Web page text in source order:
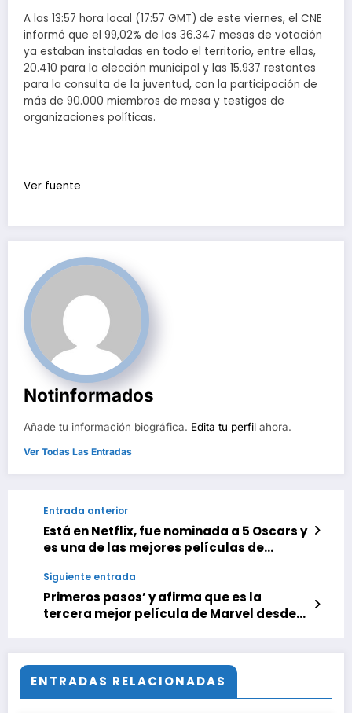
A las 13:57 hora local (17:57 GMT) de este viernes, el CNE
informó que el 99,02% de las 36.347 mesas de votación
ya estaban instaladas en todo el territorio, entre ellas,
20.410 para la elección municipal y las 15.937 restantes
para la consulta de la juventud, con la participación de
más de 90.000 miembros de mesa y testigos de
organizaciones políticas.
Ver fuente
Notinformados
Añade tu información biográfica. Edita tu perfil ahora.
Ver Todas Las Entradas
Entrada anterior
Está en Netflix, fue nominada a 5 Oscars y
es una de las mejores películas de
Siguiente entrada
Primeros pasos’ y afirma que es la
tercera mejor película de Marvel desde
ENTRADAS RELACIONADAS